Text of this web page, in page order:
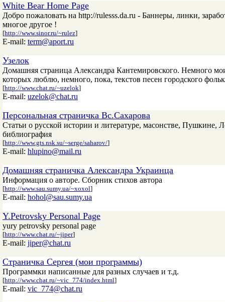
White Bear Home Page
Добро пожаловать на http://rulesss.da.ru - Баннеры, линки,
многое другое !
[http://www.sinor.ru/~rulez]
E-mail: term@aport.ru
Узелок
Домашняя страница Александра Кантемировского. Немного
которых люблю, немного, пока, текстов песен городского
[http://www.chat.ru/~uzelok]
E-mail: uzelok@chat.ru
Персональная страничка Вс.Сахарова
Статьи о русской истории и литературе, масонстве, Пушкине,
библиография
[http://www.gts.nsk.su/~serge/saharov/]
E-mail: hlupino@mail.ru
Домашняя страничка Александра Украинца
Информация о авторе. Сборник стихов автора
[http://www.sau.sumy.ua/~xoxol]
E-mail: hohol@sau.sumy.ua
Y.Petrovsky Personal Page
yury petrovsky personal page
[http://www.chat.ru/~jiper]
E-mail: jiper@chat.ru
Страничка Сергея (мои программы)
Программки написанные для разных случаев и т.д.
[http://www.chat.ru/~vic_774/index.html]
E-mail: vic_774@chat.ru